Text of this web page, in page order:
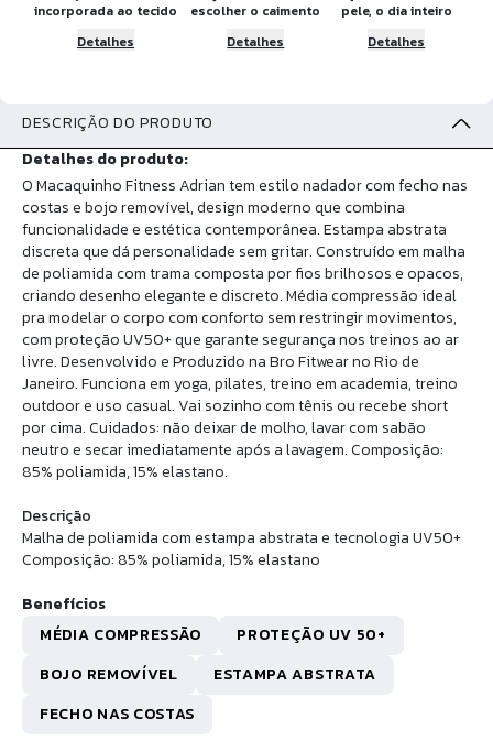
incorporada ao tecido
Detalhes
escolher o caimento
Detalhes
pele, o dia inteiro
Detalhes
DESCRIÇÃO DO PRODUTO
Detalhes do produto:
O Macaquinho Fitness Adrian tem estilo nadador com fecho nas
costas e bojo removível, design moderno que combina
funcionalidade e estética contemporânea. Estampa abstrata
discreta que dá personalidade sem gritar. Construído em malha
de poliamida com trama composta por fios brilhosos e opacos,
criando desenho elegante e discreto. Média compressão ideal
pra modelar o corpo com conforto sem restringir movimentos,
com proteção UV50+ que garante segurança nos treinos ao ar
livre. Desenvolvido e Produzido na Bro Fitwear no Rio de
Janeiro. Funciona em yoga, pilates, treino em academia, treino
outdoor e uso casual. Vai sozinho com tênis ou recebe short
por cima. Cuidados: não deixar de molho, lavar com sabão
neutro e secar imediatamente após a lavagem. Composição:
85% poliamida, 15% elastano.
Descrição
Malha de poliamida com estampa abstrata e tecnologia UV50+
Composição: 85% poliamida, 15% elastano
Benefícios
MÉDIA COMPRESSÃO
PROTEÇÃO UV 50+
BOJO REMOVÍVEL
ESTAMPA ABSTRATA
FECHO NAS COSTAS